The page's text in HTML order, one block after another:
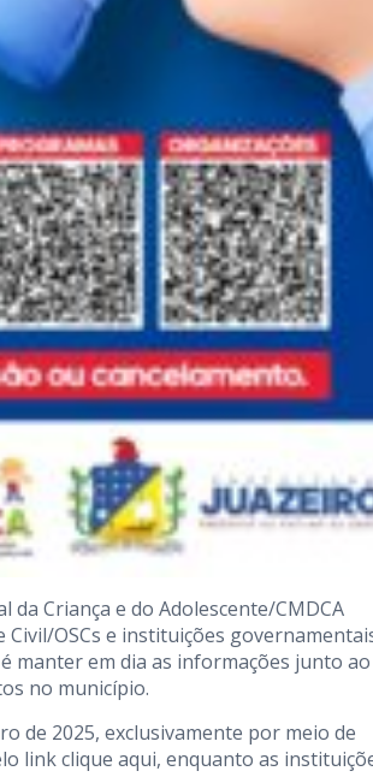
Criança e do Adolescente/CMDCA
Civil/OSCs e instituições
manter em dia as informações junto ao
no município.
de 2025, exclusivamente por meio de
linkclique aqui, enquanto as